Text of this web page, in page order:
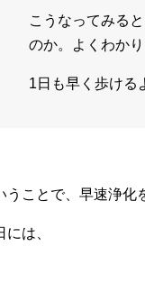
こうなってみる
のか。よくわかり
1日も早く歩ける
うことで、早速浄化
には、